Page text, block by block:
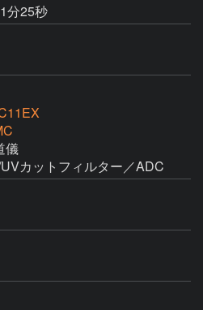
分25秒
儀
カットフィルター／ADC